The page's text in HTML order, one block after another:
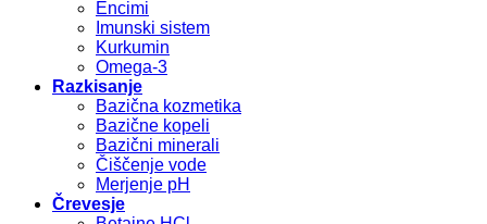
Encimi
Imunski sistem
Kurkumin
Omega-3
Razkisanje
Bazična kozmetika
Bazične kopeli
Bazični minerali
Čiščenje vode
Merjenje pH
Črevesje